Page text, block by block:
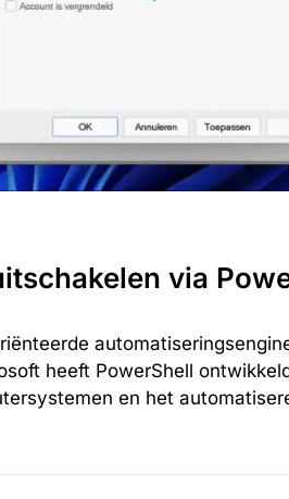
via
heeft PowerShell
en het